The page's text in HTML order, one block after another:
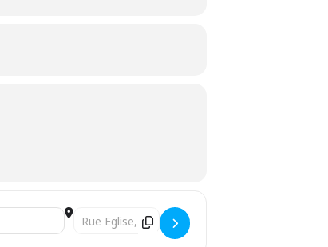
Destination Address - Loto des enfants []